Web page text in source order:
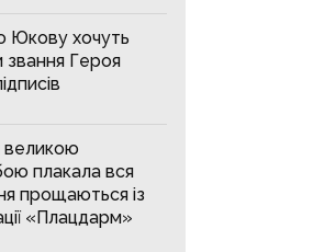
Юкову хочуть
звання Героя
плакала вся
прощаються із
«Плацдарм»